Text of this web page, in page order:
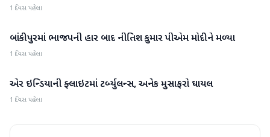
1 દિવસ પહેલા
રાષ્ટ્રીય
બાંકીપુરમાં ભાજપની હાર બાદ નીતિશ કુમાર પીએમ મોદીને મળ્યા
1 દિવસ પહેલા
રાષ્ટ્રીય
એર ઇન્ડિયાની ફ્લાઇટમાં ટર્બ્યુલન્સ, અનેક મુસાફરો ઘાયલ
1 દિવસ પહેલા